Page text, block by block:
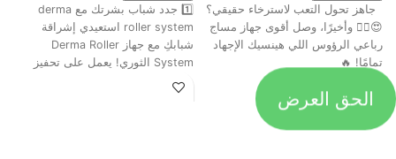
جاهز تحول التعب لاسترخاء حقيقي؟
😍💆‍♂️ وأخيرًا، وصل أقوى جهاز مساج
رباعي الرؤوس اللي هينسيك الإجهاد
تمامًا! 🔥
1️⃣ جدد شباب بشرتك مع derma
roller system استعيدي إشراقة
شبابكِ مع جهاز Derma Roller
System الثوري! يعمل على تحفيز
الحق العرض